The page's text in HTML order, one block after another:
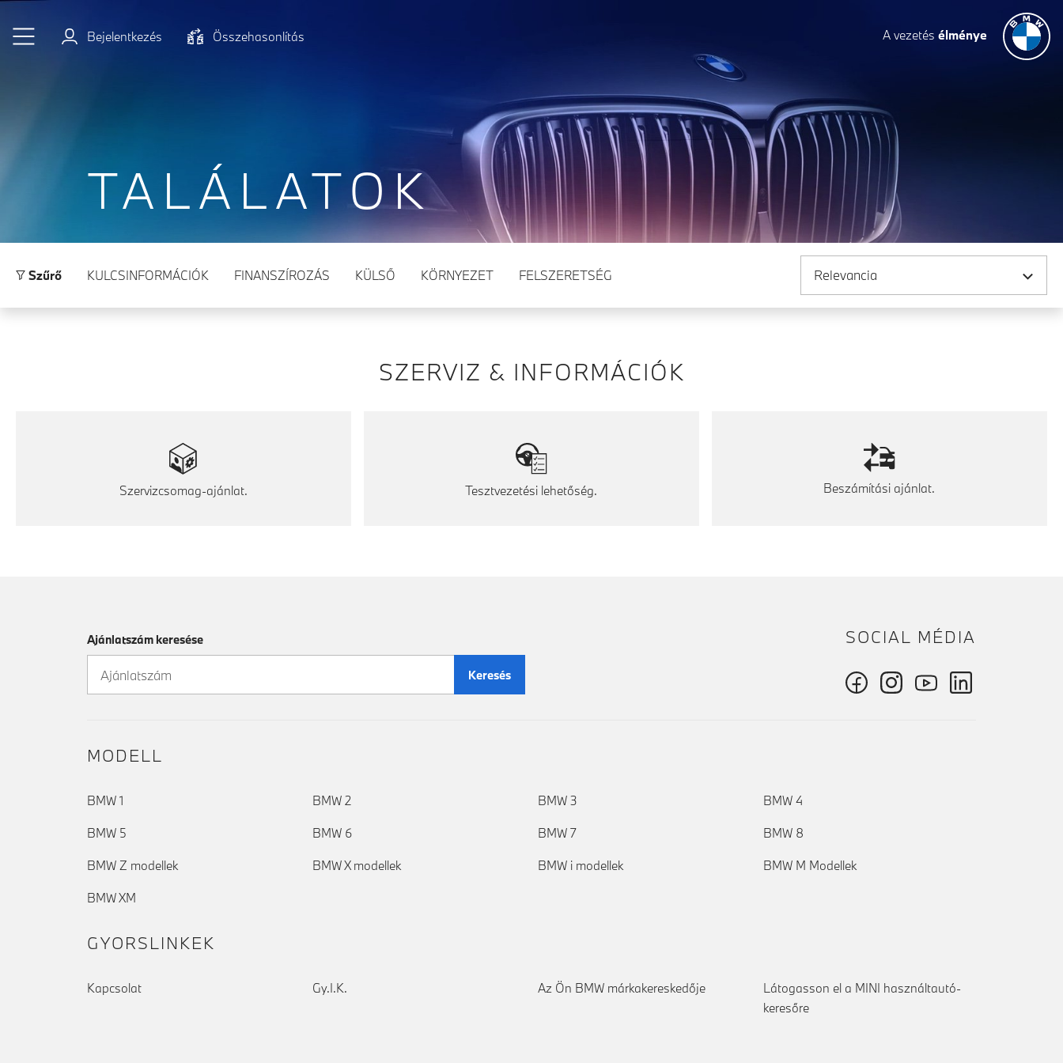
Bejelentkezés
Összehasonlítás A vezetés élménye
TALÁLATOK
Szűrő KULCSINFORMÁCIÓK FINANSZÍROZÁS KÜLSŐ KÖRNYEZET FELSZERETSÉG
SZERVIZ & INFORMÁCIÓK
Szervizcsomag-ajánlat. Tesztvezetési lehetőség. Beszámítási ajánlat.
Ajánlatszám keresése
Keresés
SOCIAL MÉDIA
MODELL
BMW 1 BMW 2 BMW 3 BMW 4
BMW 5 BMW 6 BMW 7 BMW 8
BMW Z modellek BMW X modellek BMW i modellek BMW M Modellek
BMW XM
GYORSLINKEK
Kapcsolat Gy.I.K. Az Ön BMW márkakereskedője
Látogasson el a MINI használtautó-
keresőre